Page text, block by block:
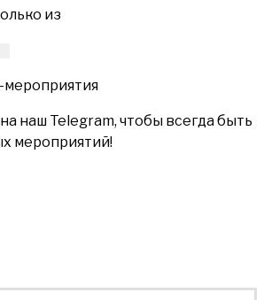
из
мероприятия
наш Telegram, чтобы всегда быть
мероприятий!